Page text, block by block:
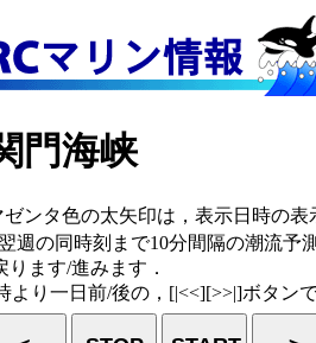
門海峡
ンタ色の太矢印は，表示日時の
週の同時刻まで10分間隔の潮流予
ます/進みます．
より一日前/後の，[|<<][>>|]ボタン